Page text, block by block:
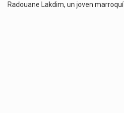
Radouane Lakdim, un joven